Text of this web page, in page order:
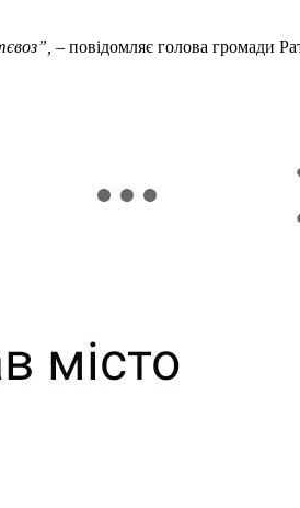
– повідомляє голова громади